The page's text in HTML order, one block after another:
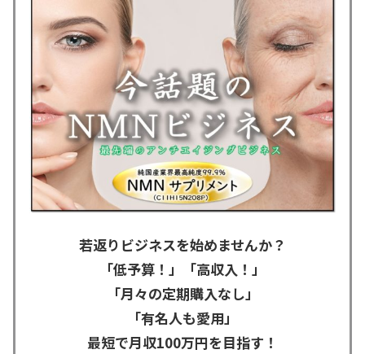
若返りビジネスを始めませんか？
「低予算！」「高収入！」
「月々の定期購入なし」
「有名人も愛用」
最短で月収100万円を目指す！